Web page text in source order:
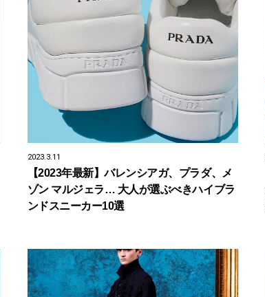
2023.3.11
【2023年最新】バレンシアガ、プラダ、メ
ゾン マルジェラ… 大人が選ぶべきハイブラ
ンドスニーカー10選